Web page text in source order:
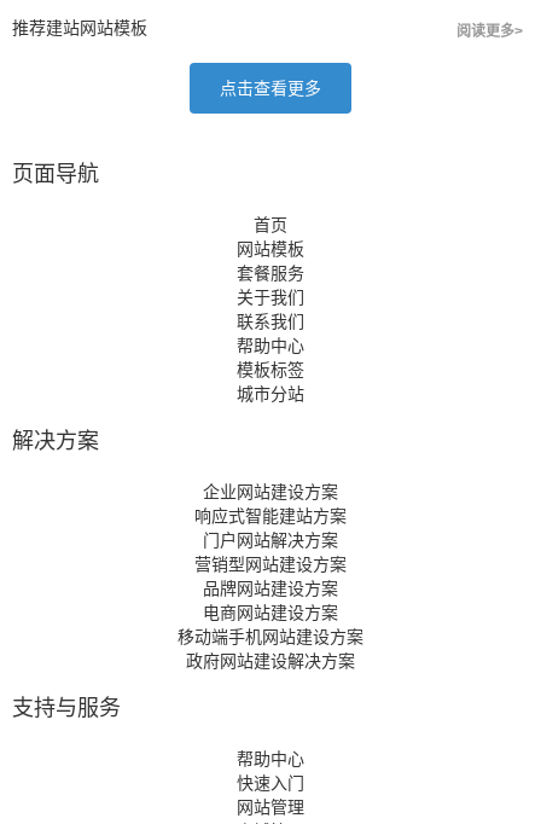
推荐建站网站模板 阅读更多>
点击查看更多
页面导航
首页
网站模板
套餐服务
关于我们
联系我们
帮助中心
模板标签
城市分站
解决方案
企业网站建设方案
响应式智能建站方案
门户网站解决方案
营销型网站建设方案
品牌网站建设方案
电商网站建设方案
移动端手机网站建设方案
政府网站建设解决方案
支持与服务
帮助中心
快速入门
网站管理